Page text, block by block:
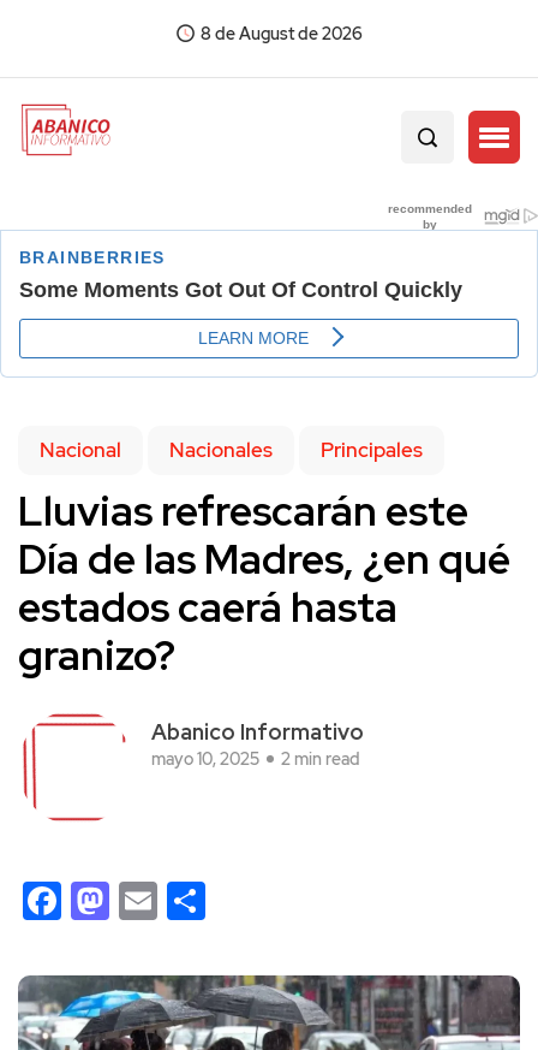
8 de August de 2026
Nacional Nacionales Principales
Lluvias refrescarán este
Día de las Madres, ¿en qué
estados caerá hasta
granizo?
Abanico Informativo
mayo 10, 2025 2 min read
Facebook
Mastodon
Email